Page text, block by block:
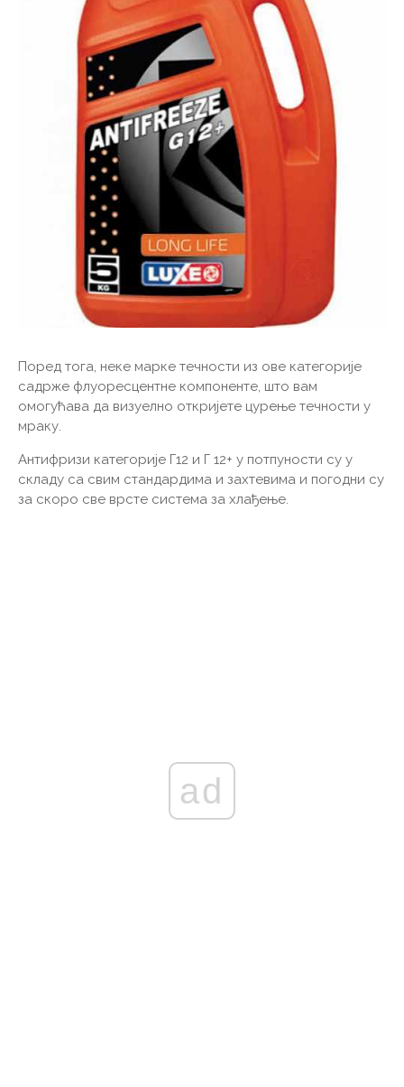
Поред тога, неке марке течности из ове категорије
садрже флуоресцентне компоненте, што вам
омогућава да визуелно откријете цурење течности у
мраку.
Антифризи категорије Г12 и Г 12+ у потпуности су у
складу са свим стандардима и захтевима и погодни су
за скоро све врсте система за хлађење.
ad